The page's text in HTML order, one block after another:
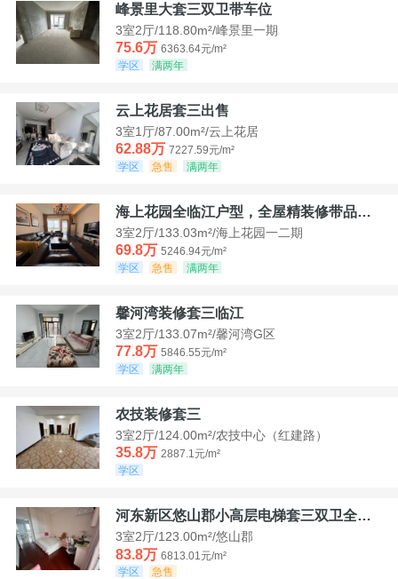
峰景里大套三双卫带车位
3室2厅/118.80m²/峰景里一期
75.6万 6363.64元/m²
学区
满两年
云上花居套三出售
3室1厅/87.00m²/云上花居
62.88万 7227.59元/m²
学区
急售 满两年
海上花园全临江户型，全屋精装修带品牌家具家电，诚意出售！
3室2厅/133.03m²/海上花园一二期
69.8万 5246.94元/m²
学区
急售 满两年
馨河湾装修套三临江
3室2厅/133.07m²/馨河湾G区
77.8万 5846.55元/m²
学区
满两年
农技装修套三
3室2厅/124.00m²/农技中心（红建路）
35.8万 2887.1元/m²
学区
河东新区悠山郡小高层电梯套三双卫全装带家具家电
3室2厅/123.00m²/悠山郡
83.8万 6813.01元/m²
学区
急售